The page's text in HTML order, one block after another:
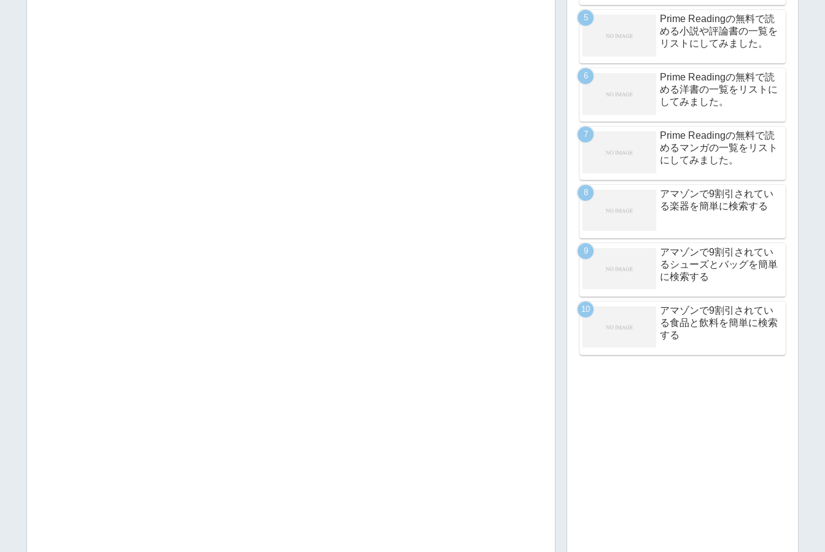
Prime Readingの無料で読
める小説や評論書の一覧を
リストにしてみました。
Prime Readingの無料で読
める洋書の一覧をリストに
してみました。
Prime Readingの無料で読
めるマンガの一覧をリスト
にしてみました。
アマゾンで9割引されてい
る楽器を簡単に検索する
アマゾンで9割引されてい
るシューズとバッグを簡単
に検索する
アマゾンで9割引されてい
る食品と飲料を簡単に検索
する